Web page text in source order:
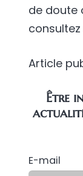
de doute
Article
Être
E-mail